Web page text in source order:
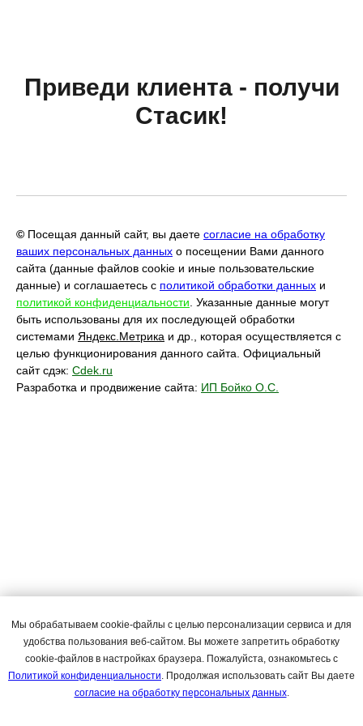
Приведи клиента - получи
Стасик!
Мы обрабатываем cookie-файлы с целью персонализации сервиса и для
удобства пользования веб-сайтом. Вы можете запретить обработку
cookie-файлов в настройках браузера. Пожалуйста, ознакомьтесь с
Политикой конфиденциальности . Продолжая использовать сайт Вы даете
согласие на обработку персональных данных.
© Посещая данный сайт, вы даете согласие на обработку
ваших персональных данных о посещении Вами данного
сайта (данные файлов cookie и иные пользовательские
данные) и соглашаетесь с политикой обработки данных и
политикой конфиденциальности . Указанные данные могут
быть использованы для их последующей обработки
системами Яндекс.Метрика и др., которая осуществляется с
целью функционирования данного сайта. Официальный
сайт сдэк: Cdek.ru
Разработка и продвижение сайта: ИП Бойко О.С.